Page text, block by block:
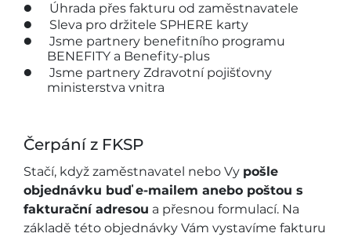
Úhrada přes fakturu od zaměstnavatele
Sleva pro držitele SPHERE karty
Jsme partnery benefitního programu
BENEFITY a Benefity-plus
Jsme partnery Zdravotní pojišťovny
ministerstva vnitra
Čerpání z FKSP
Stačí, když zaměstnavatel nebo Vy pošle
objednávku buď e-mailem anebo poštou s
fakturační adresou a přesnou formulací. Na
základě této objednávky Vám vystavíme fakturu